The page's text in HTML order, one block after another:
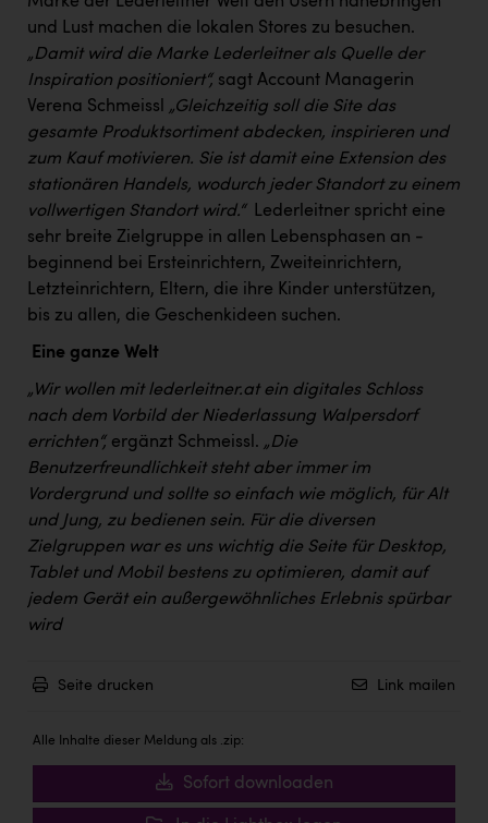
Resch&Frisch
RUBBLE MASTER
Ruderclub Wels
SCRI - Salzburg Cancer Research Institute
SCHMACHTL GmbH
Schwingshandl - automation technology gmbh
Seher + Partner
Smurfit Westrock Nettingsdorf
TGW Logistics
TRAILOMAT & Cycling Austria
VERITAS
Vier Diamanten
Vorlagenportal
Wir besiegen Krebs
Wirtschaftskammer OÖ
z.l.ö.
Österreichisches Hebammengremium
und Lust machen die lokalen Stores zu besuchen.
„Damit wird die Marke Lederleitner als Quelle der
Inspiration positioniert“, sagt Account Managerin
Verena Schmeissl „Gleichzeitig soll die Site das
gesamte Produktsortiment abdecken, inspirieren und
zum Kauf motivieren. Sie ist damit eine Extension des
stationären Handels, wodurch jeder Standort zu einem
vollwertigen Standort wird.“
Lederleitner spricht eine
sehr breite Zielgruppe in allen Lebensphasen an -
beginnend bei Ersteinrichtern, Zweiteinrichtern,
Letzteinrichtern, Eltern, die ihre Kinder unterstützen,
bis zu allen, die Geschenkideen suchen.
Eine ganze Welt
„Wir wollen mit lederleitner.at ein digitales Schloss
nach dem Vorbild der Niederlassung Walpersdorf
errichten“, ergänzt Schmeissl. „Die
Benutzerfreundlichkeit steht aber immer im
Vordergrund und sollte so einfach wie möglich, für Alt
und Jung, zu bedienen sein. Für die diversen
Zielgruppen war es uns wichtig die Seite für Desktop,
Tablet und Mobil bestens zu optimieren, damit auf
jedem Gerät ein außergewöhnliches Erlebnis spürbar
wird
Seite drucken Link mailen
Alle Inhalte dieser Meldung als .zip:
Sofort downloaden